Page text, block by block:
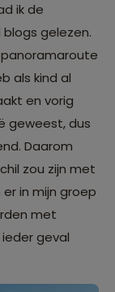
ik de
gelezen.
als kind al
en vorig
geweest, dus
Daarom
zou zijn met
in mijn groep
met
geval